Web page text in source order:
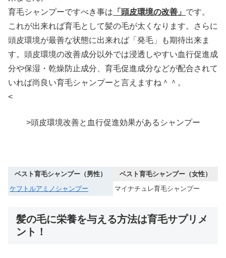
育毛シャンプーですべき事は 「頭皮環境の改善」 です。
これが出来れば育毛として髪の毛が太くなります。さらに
頭皮環境が最善な状態に出来れば「発毛」も期待出来ま
す。頭皮環境の改善成分以外では浸透しやすい血行促進成
分や保湿・乾燥防止成分、育毛促進成分などが配合されて
いれば尚良い育毛シャンプーと言えますね＾＾。
<
>頭皮環境改善と血行促進効果があるシャンプー
ベスト育毛シャンプー（男性）
ベスト育毛シャンプー（女性）
ケフトルアミノシャンプー
マイナチュレ育毛シャンプー
髪の毛に栄養を与える方法は育毛サプリメ
ント！